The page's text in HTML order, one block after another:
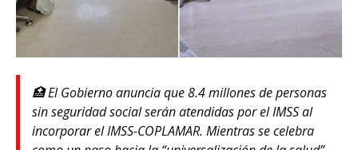
🏥 El Gobierno anuncia que 8.4 millones de personas
sin seguridad social serán atendidas por el IMSS al
incorporar el IMSS-COPLAMAR. Mientras se celebra